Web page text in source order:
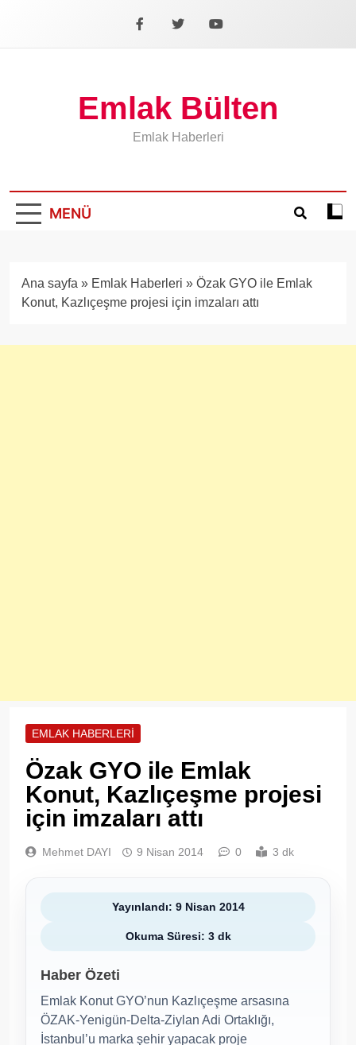
Facebook
X YouTube
Emlak Bülten
Emlak Haberleri
MENÜ
Koyu
Ana sayfa » Emlak Haberleri » Özak GYO ile Emlak
Konut, Kazlıçeşme projesi için imzaları attı
EMLAK HABERLERI
Özak GYO ile Emlak
Konut, Kazlıçeşme projesi
için imzaları attı
Mehmet DAYI 9 Nisan 2014 0 3 dk
Yayınlandı: 9 Nisan 2014
Okuma Süresi: 3 dk
Haber Özeti
Emlak Konut GYO’nun Kazlıçeşme arsasına
ÖZAK-Yenigün-Delta-Ziylan Adi Ortaklığı,
İstanbul’u marka şehir yapacak proje